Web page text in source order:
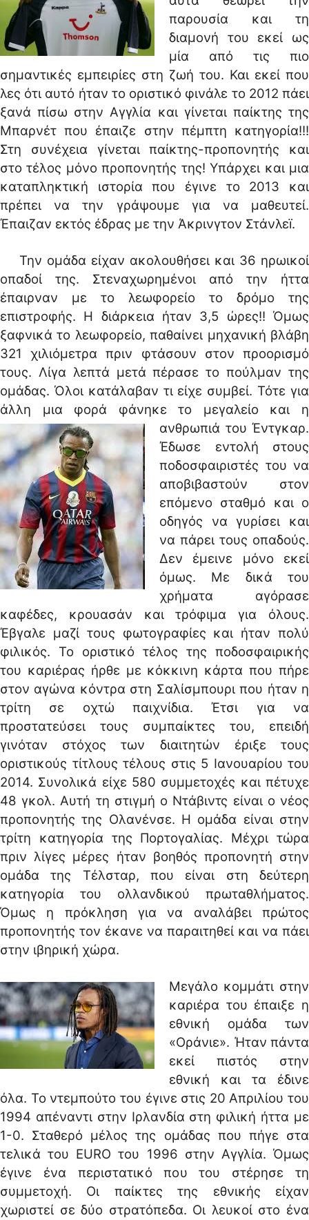
παρουσία και τη
διαμονή του εκεί ως
μία από τις πιο
σημαντικές εμπειρίες στη ζωή του. Και εκεί που
λες ότι αυτό ήταν το οριστικό φινάλε το 2012 πάει
ξανά πίσω στην Αγγλία και γίνεται παίκτης της
Μπαρνέτ που έπαιζε στην πέμπτη κατηγορία!!!
Στη συνέχεια γίνεται παίκτης-προπονητής και
στο τέλος μόνο προπονητής της! Υπάρχει και μια
καταπληκτική ιστορία που έγινε το 2013 και
πρέπει να την γράψουμε για να μαθευτεί.
Έπαιζαν εκτός έδρας με την Άκρινγτον Στάνλεï.
Την ομάδα είχαν ακολουθήσει και 36 ηρωικοί
οπαδοί της. Στεναχωρημένοι από την ήττα
έπαιρναν με το λεωφορείο το δρόμο της
επιστροφής. Η διάρκεια ήταν 3,5 ώρες!! Όμως
ξαφνικά το λεωφορείο, παθαίνει μηχανική βλάβη
321 χιλιόμετρα πριν φτάσουν στον προορισμό
τους. Λίγα λεπτά μετά πέρασε το πούλμαν της
ομάδας. Όλοι κατάλαβαν τι είχε συμβεί. Τότε για
άλλη μια φορά φάνηκε το μεγαλείο και η
ανθρωπιά του Έντγκαρ.
Έδωσε εντολή στους
ποδοσφαιριστές του να
αποβιβαστούν στον
επόμενο σταθμό και ο
οδηγός να γυρίσει και
να πάρει τους οπαδούς.
Δεν έμεινε μόνο εκεί
όμως. Με δικά του
χρήματα αγόρασε
καφέδες, κρουασάν και τρόφιμα για όλους.
Έβγαλε μαζί τους φωτογραφίες και ήταν πολύ
φιλικός. Το οριστικό τέλος της ποδοσφαιρικής
του καριέρας ήρθε με κόκκινη κάρτα που πήρε
στον αγώνα κόντρα στη Σαλίσμπουρι που ήταν η
τρίτη σε οχτώ παιχνίδια. Έτσι για να
προστατεύσει τους συμπαίκτες του, επειδή
γινόταν στόχος των διαιτητών έριξε τους
οριστικούς τίτλους τέλους στις 5 Ιανουαρίου του
2014. Συνολικά είχε 580 συμμετοχές και πέτυχε
48 γκολ. Αυτή τη στιγμή ο Ντάβιντς είναι ο νέος
προπονητής της Ολανένσε. Η ομάδα είναι στην
τρίτη κατηγορία της Πορτογαλίας. Μέχρι τώρα
πριν λίγες μέρες ήταν βοηθός προπονητή στην
ομάδα της Τέλσταρ, που είναι στη δεύτερη
κατηγορία του ολλανδικού πρωταθλήματος.
Όμως η πρόκληση για να αναλάβει πρώτος
προπονητής τον έκανε να παραιτηθεί και να πάει
στην ιβηρική χώρα.
Μεγάλο κομμάτι στην
καριέρα του έπαιξε η
εθνική ομάδα των
«Οράνιε». Ήταν πάντα
εκεί πιστός στην
εθνική και τα έδινε
όλα. Το ντεμπούτο του έγινε στις 20 Απριλίου του
1994 απέναντι στην Ιρλανδία στη φιλική ήττα με
1-0. Σταθερό μέλος της ομάδας που πήγε στα
τελικά του EURO του 1996 στην Αγγλία. Όμως
έγινε ένα περιστατικό που του στέρησε τη
συμμετοχή. Οι παίκτες της εθνικής είχαν
χωριστεί σε δύο στρατόπεδα. Οι λευκοί στο ένα